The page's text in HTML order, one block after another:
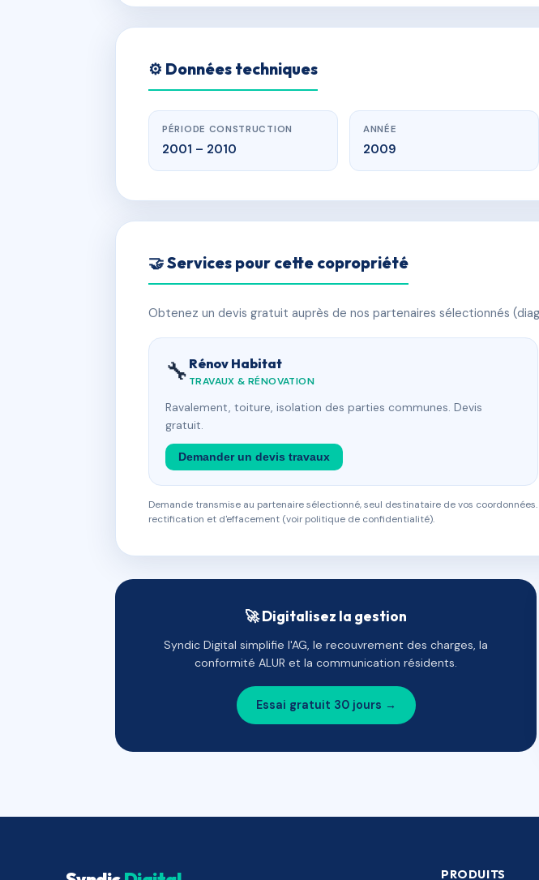
⚙️ Données techniques
PÉRIODE CONSTRUCTION
2001 – 2010
ANNÉE
2009
🤝 Services pour cette copropriété
Obtenez un devis gratuit auprès de nos partenaires sélectionnés
🔧 Rénov Habitat
TRAVAUX & RÉNOVATION
Ravalement, toiture, isolation des parties communes. Devis
gratuit.
Demander un devis travaux
Demande transmise au partenaire sélectionné, seul destinataire de vos
rectification et d'effacement (voir politique de confidentialité).
🚀 Digitalisez la gestion
Syndic Digital simplifie l'AG, le recouvrement des charges, la
conformité ALUR et la communication résidents.
Essai gratuit 30 jours →
PRODUITS